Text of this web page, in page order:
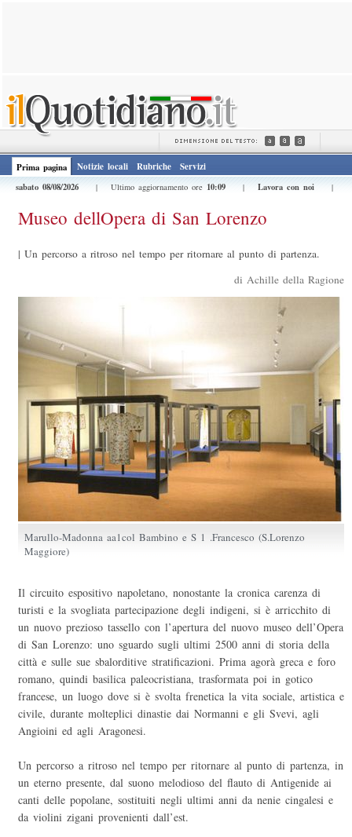
Prima pagina Notizie locali Rubriche
Servizi
sabato 08/08/2026
| Ultimo aggiornamento ore 10:09 | Lavora con noi |
Museo dellOpera di San Lorenzo
| Un percorso a ritroso nel tempo per ritornare al punto di partenza.
di Achille della Ragione
Marullo-Madonna aa1col Bambino e S 1 .Francesco (S.Lorenzo
Maggiore)
Il circuito espositivo napoletano, nonostante la cronica carenza di
turisti e la svogliata partecipazione degli indigeni, si è arricchito di
un nuovo prezioso tassello con l’apertura del nuovo museo dell’Opera
di San Lorenzo: uno sguardo sugli ultimi 2500 anni di storia della
città e sulle sue sbalorditive stratificazioni. Prima agorà greca e foro
romano, quindi basilica paleocristiana, trasformata poi in gotico
francese, un luogo dove si è svolta frenetica la vita sociale, artistica e
civile, durante molteplici dinastie dai Normanni e gli Svevi, agli
Angioini ed agli Aragonesi.
Un percorso a ritroso nel tempo per ritornare al punto di partenza, in
un eterno presente, dal suono melodioso del flauto di Antigenide ai
canti delle popolane, sostituiti negli ultimi anni da nenie cingalesi e
da violini zigani provenienti dall’est.